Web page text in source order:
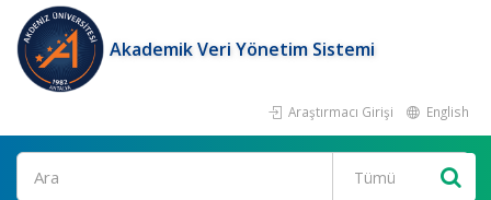
Akademik Veri Yönetim Sistemi
Araştırmacı Girişi English
Ara